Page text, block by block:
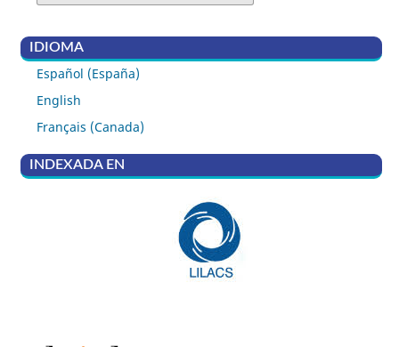
IDIOMA
Español (España)
English
Français (Canada)
INDEXADA EN